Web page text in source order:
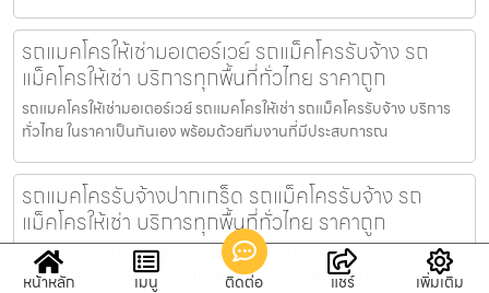
รถแมคโครให้เช่ามอเตอร์เวย์ รถแม็คโครรับจ้าง รถ
แม็คโครให้เช่า บริการทุกพื้นที่ทั่วไทย ราคาถูก
รถแมคโครให้เช่ามอเตอร์เวย์ รถแมคโครให้เช่า รถแม็คโครรับจ้าง บริการ
ทั่วไทย ในราคาเป็นกันเอง พร้อมด้วยทีมงานที่มีประสบการณ
รถแมคโครรับจ้างปากเกร็ด รถแม็คโครรับจ้าง รถ
แม็คโครให้เช่า บริการทุกพื้นที่ทั่วไทย ราคาถูก
รถแมคโครรับจ้างปากเกร็ด รถแมคโครให้เช่า รถแม็คโครรับจ้าง บริการทั่ว
ไทย ในราคาเป็นกันเอง พร้อมด้วยทีมงานที่มีประสบการณ์ แ
หน้าหลัก เมนู ติดต่อ แชร์ เพิ่มเติม